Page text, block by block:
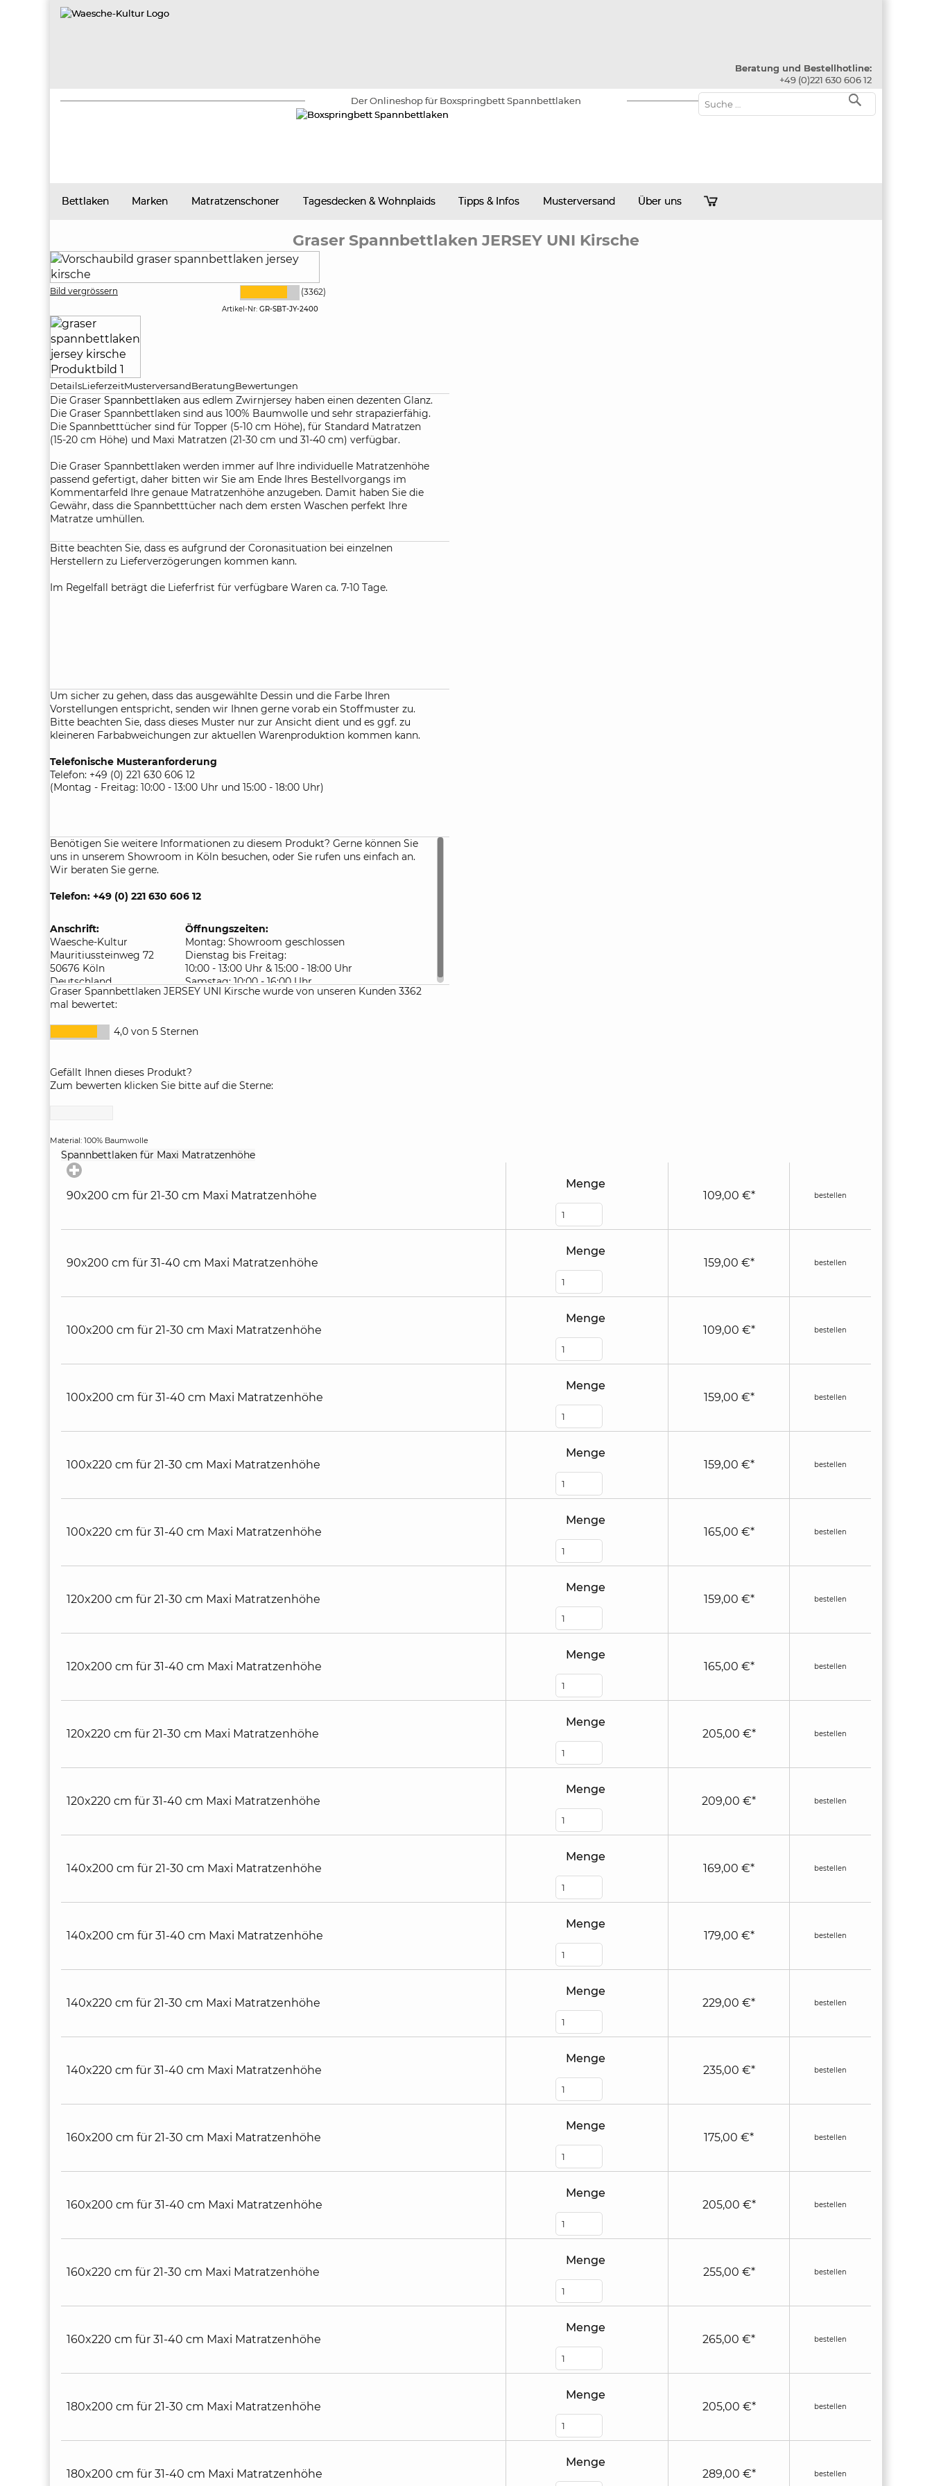
Beratung und Bestellhotline:
+49 (0)221 630 606 12
Der Onlineshop für Boxspringbett Spannbettlaken
Bettlaken Marken Matratzenschoner Tagesdecken & Wohnplaids Tipps & Infos Musterversand Über uns
Graser Spannbettlaken JERSEY UNI Kirsche
Bild vergrössern (3362)
Artikel-Nr: GR-SBT-JY-2400
DetailsLieferzeitMusterversandBeratungBewertungen
Die Graser Spannbettlaken aus edlem Zwirnjersey haben einen dezenten Glanz.
Die Graser Spannbettlaken sind aus 100% Baumwolle und sehr strapazierfähig.
Die Spannbetttücher sind für Topper (5-10 cm Höhe), für Standard Matratzen
(15-20 cm Höhe) und Maxi Matratzen (21-30 cm und 31-40 cm) verfügbar.
Die Graser Spannbettlaken werden immer auf Ihre individuelle Matratzenhöhe
passend gefertigt, daher bitten wir Sie am Ende Ihres Bestellvorgangs im
Kommentarfeld Ihre genaue Matratzenhöhe anzugeben. Damit haben Sie die
Gewähr, dass die Spannbetttücher nach dem ersten Waschen perfekt Ihre
Matratze umhüllen.
Bitte beachten Sie, dass es aufgrund der Coronasituation bei einzelnen
Herstellern zu Lieferverzögerungen kommen kann.
Im Regelfall beträgt die Lieferfrist für verfügbare Waren ca. 7-10 Tage.
Um sicher zu gehen, dass das ausgewählte Dessin und die Farbe Ihren
Vorstellungen entspricht, senden wir Ihnen gerne vorab ein Stoffmuster zu.
Bitte beachten Sie, dass dieses Muster nur zur Ansicht dient und es ggf. zu
kleineren Farbabweichungen zur aktuellen Warenproduktion kommen kann.
Telefonische Musteranforderung
Telefon: +49 (0) 221 630 606 12
(Montag - Freitag: 10:00 - 13:00 Uhr und 15:00 - 18:00 Uhr)
Benötigen Sie weitere Informationen zu diesem Produkt? Gerne können Sie
uns in unserem Showroom in Köln besuchen, oder Sie rufen uns einfach an.
Wir beraten Sie gerne.
Telefon: +49 (0) 221 630 606 12
Anschrift:
Waesche-Kultur
Mauritiussteinweg 72
50676 Köln
Deutschland
Öffnungszeiten:
Montag: Showroom geschlossen
Dienstag bis Freitag:
10:00 - 13:00 Uhr & 15:00 - 18:00 Uhr
Samstag: 10:00 - 16:00 Uhr
Graser Spannbettlaken JERSEY UNI Kirsche wurde von unseren Kunden 3362
mal bewertet:
4,0 von 5 Sternen
Gefällt Ihnen dieses Produkt?
Zum bewerten klicken Sie bitte auf die Sterne:
Material: 100% Baumwolle
Spannbettlaken für Maxi Matratzenhöhe
contents
90x200 cm für 21-30 cm Maxi Matratzenhöhe
Menge
109,00 €*
bestellen
90x200 cm für 31-40 cm Maxi Matratzenhöhe
Menge
159,00 €*
bestellen
100x200 cm für 21-30 cm Maxi Matratzenhöhe
Menge
109,00 €*
bestellen
100x200 cm für 31-40 cm Maxi Matratzenhöhe
Menge
159,00 €*
bestellen
100x220 cm für 21-30 cm Maxi Matratzenhöhe
Menge
159,00 €*
bestellen
100x220 cm für 31-40 cm Maxi Matratzenhöhe
Menge
165,00 €*
bestellen
120x200 cm für 21-30 cm Maxi Matratzenhöhe
Menge
159,00 €*
bestellen
120x200 cm für 31-40 cm Maxi Matratzenhöhe
Menge
165,00 €*
bestellen
120x220 cm für 21-30 cm Maxi Matratzenhöhe
Menge
205,00 €*
bestellen
120x220 cm für 31-40 cm Maxi Matratzenhöhe
Menge
209,00 €*
bestellen
140x200 cm für 21-30 cm Maxi Matratzenhöhe
Menge
169,00 €*
bestellen
140x200 cm für 31-40 cm Maxi Matratzenhöhe
Menge
179,00 €*
bestellen
140x220 cm für 21-30 cm Maxi Matratzenhöhe
Menge
229,00 €*
bestellen
140x220 cm für 31-40 cm Maxi Matratzenhöhe
Menge
235,00 €*
bestellen
160x200 cm für 21-30 cm Maxi Matratzenhöhe
Menge
175,00 €*
bestellen
160x200 cm für 31-40 cm Maxi Matratzenhöhe
Menge
205,00 €*
bestellen
160x220 cm für 21-30 cm Maxi Matratzenhöhe
Menge
255,00 €*
bestellen
160x220 cm für 31-40 cm Maxi Matratzenhöhe
Menge
265,00 €*
bestellen
180x200 cm für 21-30 cm Maxi Matratzenhöhe
Menge
205,00 €*
bestellen
180x200 cm für 31-40 cm Maxi Matratzenhöhe
Menge
289,00 €*
bestellen